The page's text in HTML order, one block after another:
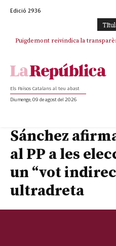
Edició 2936
Puigdemont reivindica la
Portugal acusa Espanya de
Els Països Catalans al teu abast
Diumenge, 09 de agost del 2026
Sánchez
al PP a les
un “vot
ultradreta